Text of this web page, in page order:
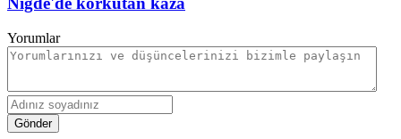
Yorumlar
Gönder